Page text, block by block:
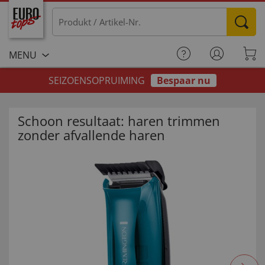
MENU
SEIZOENSOPRUIMING
Bespaar nu
Schoon resultaat: haren trimmen
zonder afvallende haren